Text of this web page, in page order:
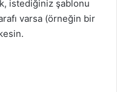
istediğiniz şablonu
varsa (örneğin bir